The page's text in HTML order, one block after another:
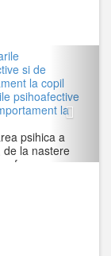
psihoafective
la
psihica a
de la nastere
sf...